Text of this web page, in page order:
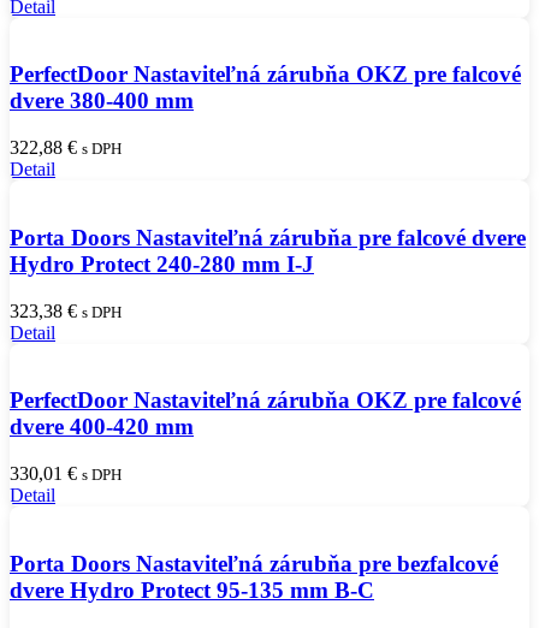
Detail
PerfectDoor Nastaviteľná zárubňa OKZ pre falcové
dvere 380-400 mm
322,88 € s DPH
Detail
Porta Doors Nastaviteľná zárubňa pre falcové dvere
Hydro Protect 240-280 mm I-J
323,38 € s DPH
Detail
PerfectDoor Nastaviteľná zárubňa OKZ pre falcové
dvere 400-420 mm
330,01 € s DPH
Detail
Porta Doors Nastaviteľná zárubňa pre bezfalcové
dvere Hydro Protect 95-135 mm B-C